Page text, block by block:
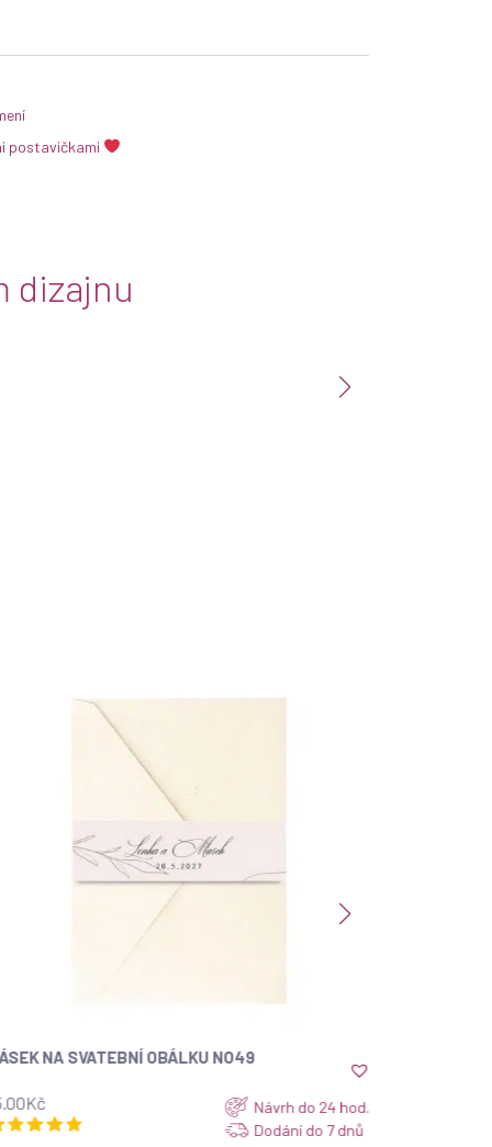
postavičkami
dizajnu
hod.
7 dnů
ZOBRAZIT
ETIKETA NA SVATEBNÍ PÁLENKU
Návrh do 24 hod.